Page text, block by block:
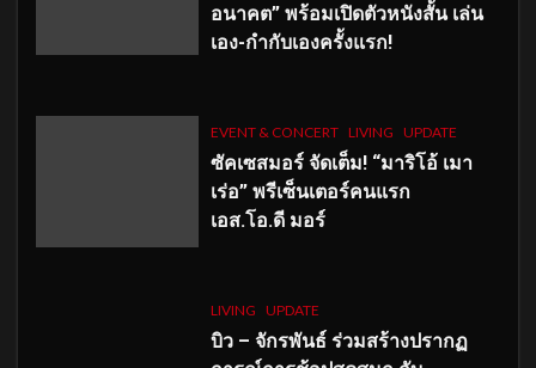
อนาคต” พร้อมเปิดตัวหนังสั้น เล่น
เอง-กำกับเองครั้งแรก!
EVENT & CONCERT LIVING UPDATE
ซัคเซสมอร์ จัดเต็ม! “มาริโอ้ เมา
เร่อ” พรีเซ็นเตอร์คนแรก
เอส.โอ.ดี มอร์
LIVING UPDATE
บิว – จักรพันธ์ ร่วมสร้างปรากฏ